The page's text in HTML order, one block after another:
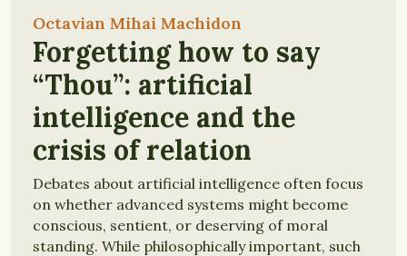
Octavian Mihai Machidon
Forgetting how to say
“Thou”: artificial
intelligence and the
crisis of relation
Debates about artificial intelligence often focus
on whether advanced systems might become
conscious, sentient, or deserving of moral
standing. While philosophically important, such